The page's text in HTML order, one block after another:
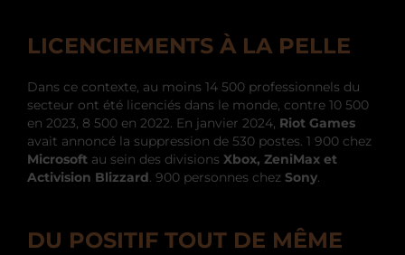
LICENCIEMENTS À LA PELLE
Dans ce contexte, au moins 14 500 professionnels du
secteur ont été licenciés dans le monde, contre 10 500
en 2023, 8 500 en 2022. En janvier 2024, Riot Games
avait annoncé la suppression de 530 postes. 1 900 chez
Microsoft au sein des divisions Xbox, ZeniMax et
Activision Blizzard. 900 personnes chez Sony.
DU POSITIF TOUT DE MÊME